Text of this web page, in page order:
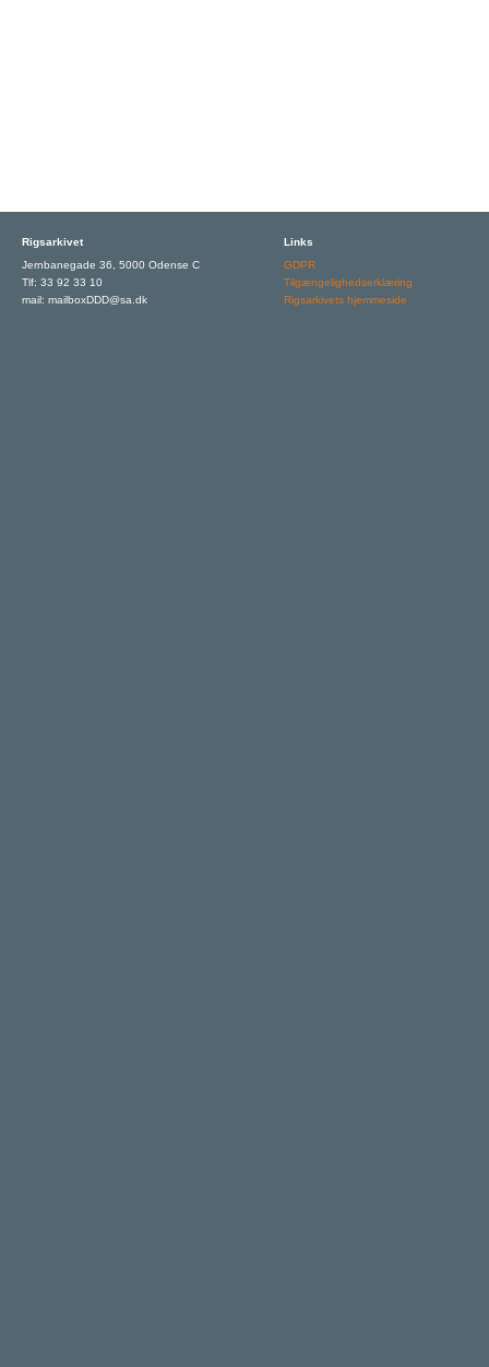
Rigsarkivet
Jernbanegade 36, 5000 Odense C
Tlf: 33 92 33 10
mail: mailboxDDD@sa.dk
Links
GDPR
Tilgængelighedserklæring
Rigsarkivets hjemmeside